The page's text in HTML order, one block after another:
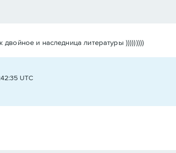
и наследница литературы )))))))))
UTC